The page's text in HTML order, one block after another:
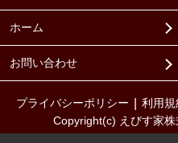
ホーム
お問い合わせ
プライバシーポリシー 利用規
Copyright(c) えびす家